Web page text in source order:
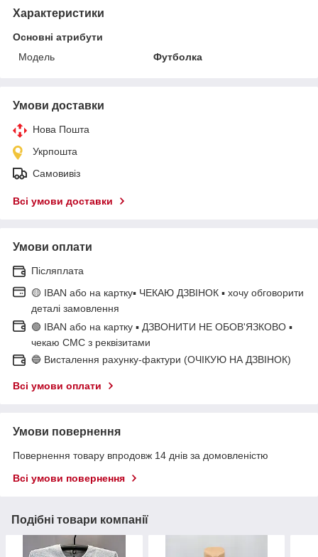
Характеристики
Основні атрибути
Модель
Футболка
Умови доставки
Нова Пошта
Укрпошта
Самовивіз
Всі умови доставки
Умови оплати
Післяплата
🟡 IBAN або на картку▪ ЧЕКАЮ ДЗВІНОК ▪ хочу обговорити
деталі замовлення
🟢 IBAN або на картку ▪ ДЗВОНИТИ НЕ ОБОВ'ЯЗКОВО ▪
чекаю СМС з реквізитами
🔵 Висталення рахунку-фактури (ОЧІКУЮ НА ДЗВІНОК)
Всі умови оплати
Умови повернення
Повернення товару впродовж 14 днів за домовленістю
Всі умови повернення
Подібні товари компанії